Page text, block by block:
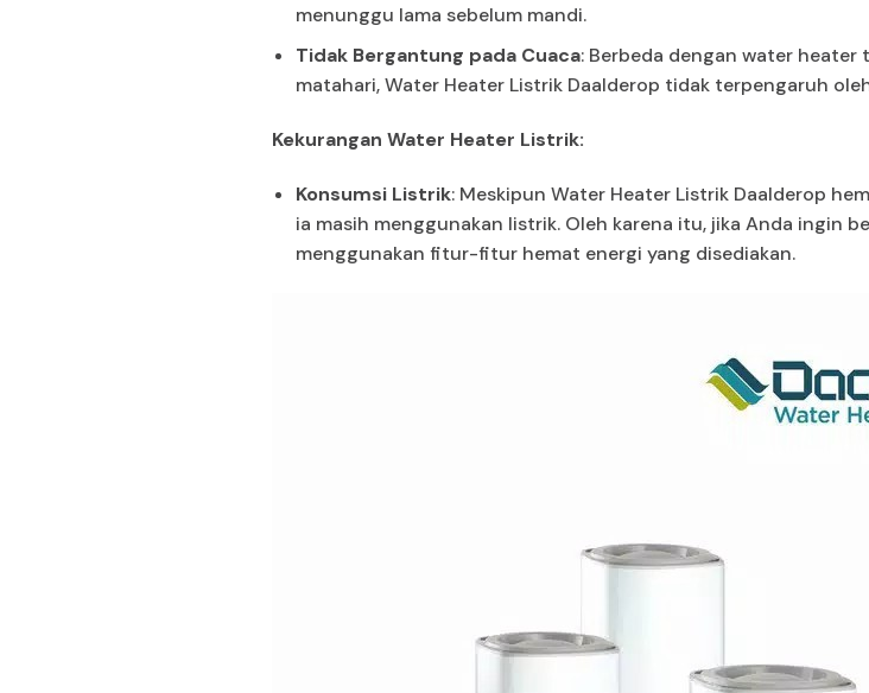
menunggu lama sebelum mandi.
Tidak Bergantung pada Cuaca: Berbeda dengan water
matahari, Water Heater Listrik Daalderop tidak terpengaruh
Kekurangan Water Heater Listrik:
Konsumsi Listrik: Meskipun Water Heater Listrik Daalderop
ia masih menggunakan listrik. Oleh karena itu, jika Anda ingin
menggunakan fitur-fitur hemat energi yang disediakan.